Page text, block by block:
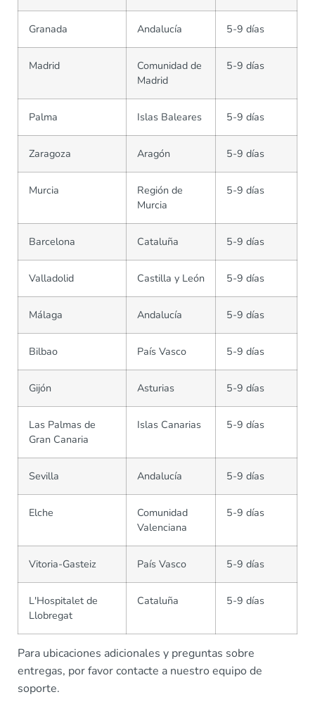
Granada Andalucía 5-9 días
Madrid
Comunidad de
Madrid
5-9 días
Palma Islas Baleares 5-9 días
Zaragoza Aragón 5-9 días
Murcia
Región de
Murcia
5-9 días
Barcelona Cataluña 5-9 días
Valladolid Castilla y León 5-9 días
Málaga Andalucía 5-9 días
Bilbao País Vasco 5-9 días
Gijón Asturias 5-9 días
Las Palmas de
Gran Canaria
Islas Canarias 5-9 días
Sevilla Andalucía 5-9 días
Elche
Comunidad
Valenciana
5-9 días
Vitoria-Gasteiz País Vasco 5-9 días
L'Hospitalet de
Llobregat
Cataluña 5-9 días
Para ubicaciones adicionales y preguntas sobre
entregas, por favor contacte a nuestro equipo de
soporte.